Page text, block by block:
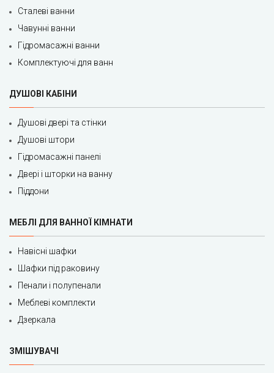
Сталеві ванни
Чавунні ванни
Гідромасажні ванни
Комплектуючі для ванн
ДУШОВІ КАБІНИ
Душові двері та стінки
Душові штори
Гідромасажні панелі
Двері і шторки на ванну
Піддони
МЕБЛІ ДЛЯ ВАННОЇ КІМНАТИ
Навісні шафки
Шафки під раковину
Пенали і полупенали
Меблеві комплекти
Дзеркала
ЗМІШУВАЧІ